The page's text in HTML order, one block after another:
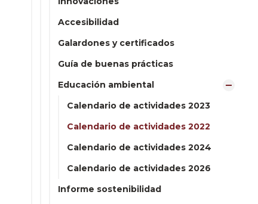
Accesibilidad
Galardones y certificados
Guía de buenas prácticas
Educación ambiental
Calendario de actividades 2023
Calendario de actividades 2022
Calendario de actividades 2024
Calendario de actividades 2026
Informe sostenibilidad